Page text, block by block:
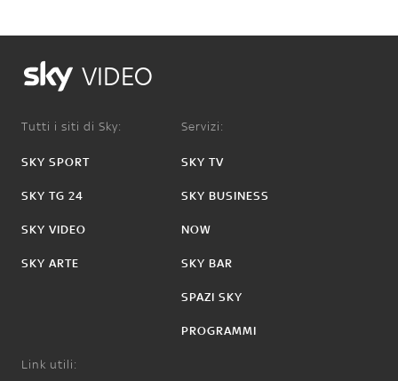
VIDEO
Tutti i siti di Sky:
SKY SPORT
SKY TG 24
SKY VIDEO
SKY ARTE
Servizi:
SKY TV
SKY BUSINESS
NOW
SKY BAR
SPAZI SKY
PROGRAMMI
Link utili: